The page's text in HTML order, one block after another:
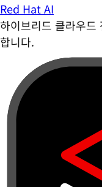
Red Hat AI
하이브리드 클라우드
합니다.